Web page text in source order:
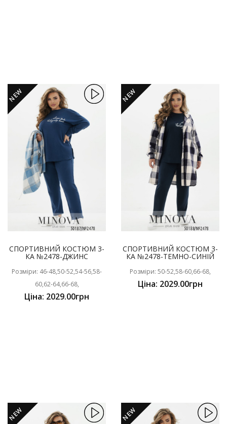
NEW
СПОРТИВНИЙ КОСТЮМ 3-
КА №2478-ДЖИНС
Розміри: 46-48,50-52,54-56,58-
60,62-64,66-68,
Ціна: 2029.00грн
NEW
СПОРТИВНИЙ КОСТЮМ 3-
КА №2478-ТЕМНО-СИНІЙ
Розміри: 50-52,58-60,66-68,
Ціна: 2029.00грн
NEW NEW